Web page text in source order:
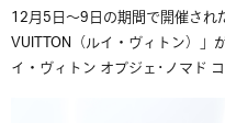
12月5日〜9日の期間で開催され
VUITTON（ルイ・ヴィトン）
イ・ヴィトン オブジェ･ノマド